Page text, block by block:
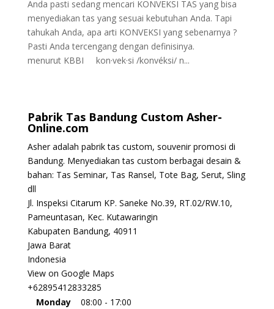
Anda pasti sedang mencari KONVEKSI TAS yang bisa
menyediakan tas yang sesuai kebutuhan Anda. Tapi
tahukah Anda, apa arti KONVEKSI yang sebenarnya ?
Pasti Anda tercengang dengan definisinya.
menurut KBBI kon·vek·si /konvéksi/ n...
Pabrik Tas Bandung Custom Asher-
Online.com
Asher adalah pabrik tas custom, souvenir promosi di
Bandung. Menyediakan tas custom berbagai desain &
bahan: Tas Seminar, Tas Ransel, Tote Bag, Serut, Sling
dll
Jl. Inspeksi Citarum KP. Saneke No.39, RT.02/RW.10,
Pameuntasan, Kec. Kutawaringin
Kabupaten Bandung, 40911
Jawa Barat
Indonesia
View on Google Maps
+62895412833285
Monday
08:00 - 17:00